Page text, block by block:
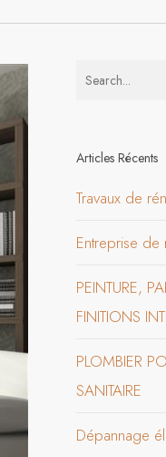
Articles Récents
Travaux de
Entreprise de
PEINTURE,
FINITIONS
PLOMBIER
SANITAIRE
Dépannage